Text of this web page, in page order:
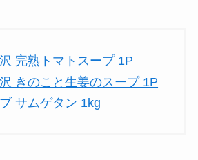
完熟トマトスープ 1P
きのこと生姜のスープ 1P
サムゲタン 1kg